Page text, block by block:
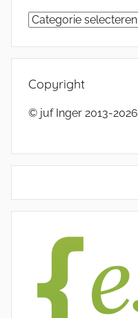
Categorieën
Copyright
© juf Inger 2013-2026